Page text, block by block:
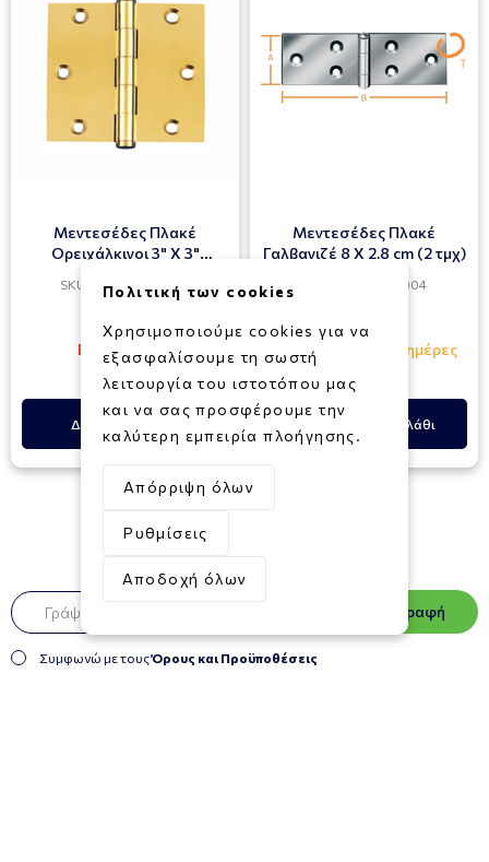
Μεντεσέδες Πλακέ
Ορειχάλκινοι 3" X 3"
SKU: 022430400003
Εξαντλημένο
Δες Περισσότερα
Μεντεσέδες Πλακέ
Γαλβανιζέ 8 X 2,8 cm (2 τμχ)
SKU: 022570201004
Διαθέσιμο σε 1 - 3 ημέρες
Προσθήκη στο Καλάθι
Newsletter
Εγγραφή
Συμφωνώ με τουςΌρους και Προϋποθέσεις
Πολιτική των cookies
Χρησιμοποιούμε cookies για να
εξασφαλίσουμε τη σωστή
λειτουργία του ιστοτόπου μας
και να σας προσφέρουμε την
καλύτερη εμπειρία πλοήγησης.
Απόρριψη όλων
Ρυθμίσεις
Αποδοχή όλων